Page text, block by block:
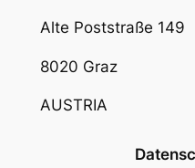
Alte Poststraße 149
8020 Graz
AUSTRIA